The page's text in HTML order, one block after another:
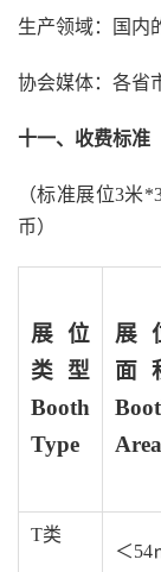
生产领域：国内
协会媒体：各省
十一、收费标准
（标准展位3米
币）
展位
类型
Booth
Type
展
面
Area
T类
＜54